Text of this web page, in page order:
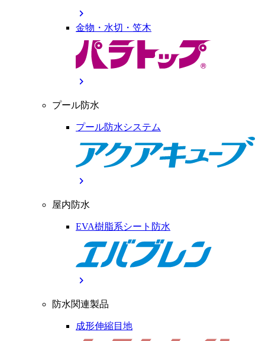
chevron_right
金物・水切・笠木
chevron_right
プール防水
プール防水システム
chevron_right
屋内防水
EVA樹脂系シート防水
chevron_right
防水関連製品
成形伸縮目地